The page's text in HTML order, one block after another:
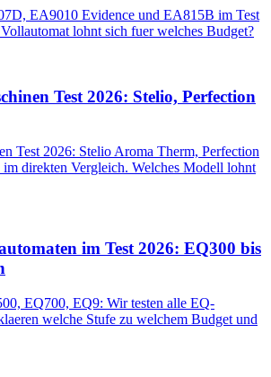
EA9010 Evidence und EA815B im Test
lohnt sich fuer welches Budget?
Test 2026: Stelio, Perfection
Test 2026: Stelio Aroma Therm, Perfection
direkten Vergleich. Welches Modell lohnt
im Test 2026: EQ300 bis
EQ700, EQ9: Wir testen alle EQ-
welche Stufe zu welchem Budget und